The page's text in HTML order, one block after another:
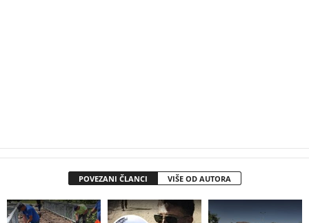
POVEZANI ČLANCI VIŠE OD AUTORA